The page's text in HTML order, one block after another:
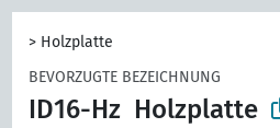
> Holzplatte
BEVORZUGTE BEZEICHNUNG
ID16-Hz Holzplatte